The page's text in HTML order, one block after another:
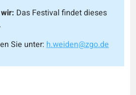
Das Festival findet dieses
Sie unter: h.weiden@zgo.de